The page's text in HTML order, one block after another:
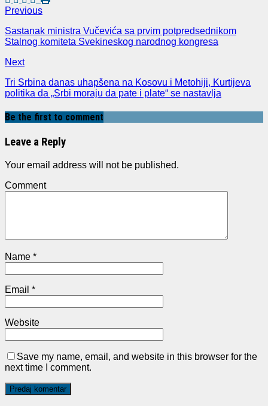
Previous
Sastanak ministra Vučevića sa prvim potpredsednikom
Stalnog komiteta Svekineskog narodnog kongresa
Next
Tri Srbina danas uhapšena na Kosovu i Metohiji, Kurtijeva
politika da „Srbi moraju da pate i plate“ se nastavlja
Be the first to comment
Leave a Reply
Your email address will not be published.
Comment
Name *
Email *
Website
Save my name, email, and website in this browser for the
next time I comment.